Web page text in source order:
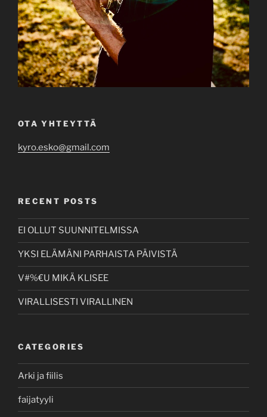
OTA YHTEYTTÄ
kyro.esko@gmail.com
RECENT POSTS
EI OLLUT SUUNNITELMISSA
YKSI ELÄMÄNI PARHAISTA PÄIVISTÄ
V#%€U MIKÄ KLISEE
VIRALLISESTI VIRALLINEN
CATEGORIES
Arki ja fiilis
faijatyyli